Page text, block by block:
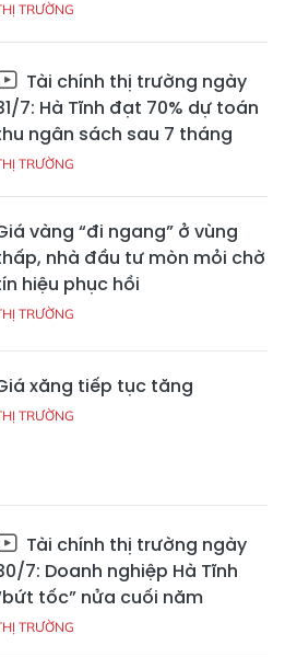
TRƯỜNG
Tài chính thị trường ngày
7: Hà Tĩnh đạt 70% dự toán
ngân sách sau 7 tháng
TRƯỜNG
vàng “đi ngang” ở vùng
nhà đầu tư mòn mỏi chờ
hiệu phục hồi
TRƯỜNG
xăng tiếp tục tăng
TRƯỜNG
Tài chính thị trường ngày
7: Doanh nghiệp Hà Tĩnh
tốc” nửa cuối năm
TRƯỜNG